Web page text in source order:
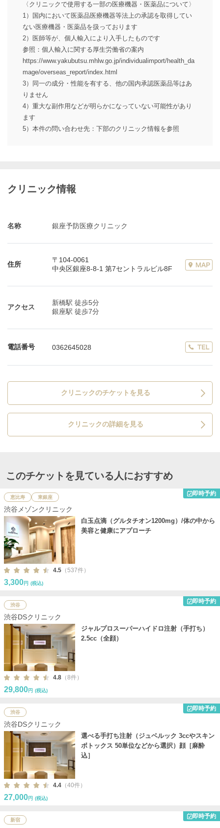
〈クリニックで使用する一部の医療機器・医薬品について〉
1）国内において医薬品医療機器等法上の承認を取得してい
ない医療機器・医薬品を扱っております
2）医師等が、個人輸入により入手したものです
参照：個人輸入に関する厚生労働省の案内
https://www.yakubutsu.mhlw.go.jp/individualimport/health_da
mage/overseas_report/index.html
3）同一の成分・性能を有する、他の国内承認医薬品等はあ
りません
4）重大な副作用などが明らかになっていない可能性があり
ます
5）本件の問い合わせ先：下部のクリニック情報を参照
クリニック情報
名称 銀座予防医療クリニック
住所
〒104-0061
中央区銀座8-8-1 第7セントラルビル8F
アクセス
新橋駅 徒歩5分
銀座駅 徒歩7分
電話番号 0362645028
クリニックのチケットを見る
クリニックの詳細を見る
このチケットを見ている人におすすめ
恵比寿 東銀座
即時予約
渋谷メゾンクリニック
白玉点滴（グルタチオン1200mg）/体の中から
美容と健康にアプローチ
4.5 （537件）
3,300円 (税込)
渋谷
即時予約
渋谷DSクリニック
ジャルプロスーパーハイドロ注射（手打ち）
2.5cc（全顔）
4.8 （8件）
29,800円 (税込)
渋谷
即時予約
渋谷DSクリニック
選べる手打ち注射（ジュベルック 3ccやスキン
ボトックス 50単位などから選択）顔［麻酔
込］
4.4 （40件）
27,000円 (税込)
新宿
即時予約